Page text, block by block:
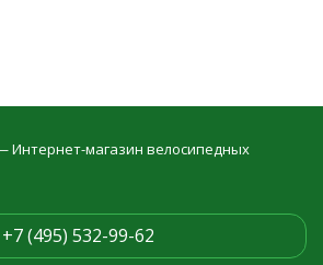
Интернет-магазин велосипедных
+7 (495) 532-99-62